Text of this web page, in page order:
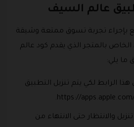
عالم السيف
بإجراء تجربة تسوق ممتعة وشيقة
بالمتجر الذي يقدم كود عالم
ما يلي:
الرابط لكي يتم تنزيل التطبيق
https://
والانتظار حتى الانتهاء من